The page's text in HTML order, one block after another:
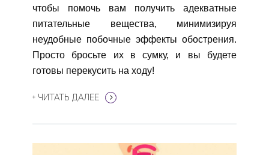
чтобы помочь вам получить адекватные
питательные вещества, минимизируя
неудобные побочные эффекты обострения.
Просто бросьте их в сумку, и вы будете
готовы перекусить на ходу!
+ ЧИТАТЬ ДАЛЕЕ